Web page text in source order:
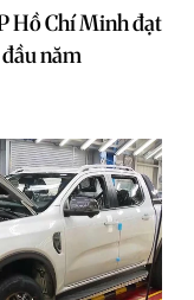
Hồ Chí Minh đạt
năm